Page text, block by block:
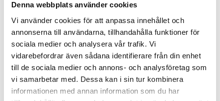
Denna webbplats använder cookies
Vi använder cookies för att anpassa innehållet och
annonserna till användarna, tillhandahålla funktioner för
sociala medier och analysera vår trafik. Vi
vidarebefordrar även sådana identifierare från din enhet
till de sociala medier och annons- och analysföretag som
vi samarbetar med. Dessa kan i sin tur kombinera
informationen med annan information som du har
4 juni 2026
Polisregionen erkänner fel: ”Kommer
att rättas till”
Debatt